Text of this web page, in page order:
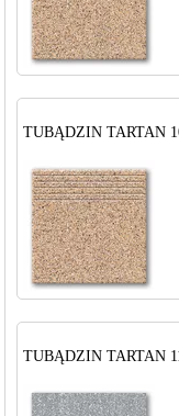
TUBĄDZIN TARTAN
TUBĄDZIN TARTAN